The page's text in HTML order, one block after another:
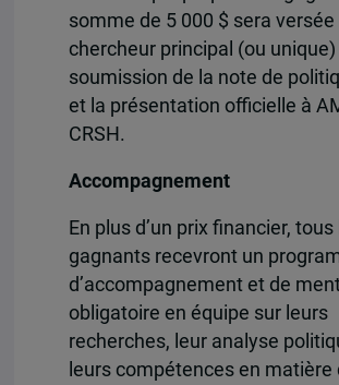
somme de 5 000 $ sera versée
chercheur principal (ou
soumission de la note de
et la présentation officielle à
CRSH.
Accompagnement
En plus d’un prix financier, tous
gagnants recevront un
d’accompagnement et de
obligatoire en équipe sur leurs
recherches, leur analyse
leurs compétences en matière